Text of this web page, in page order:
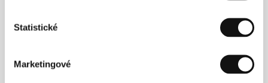
Statistické
Marketingové
filmografie (dokumentární filmy):
Ať žijí
(2024).